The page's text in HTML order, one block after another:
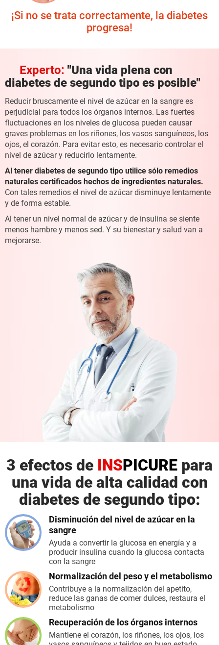
¡Si no se trata correctamente, la diabetes
progresa!
Experto: "Una vida plena con
diabetes de segundo tipo es posible"
Reducir bruscamente el nivel de azúcar en la sangre es
perjudicial para todos los órganos internos. Las fuertes
fluctuaciones en los niveles de glucosa pueden causar
graves problemas en los riñones, los vasos sanguíneos, los
ojos, el corazón. Para evitar esto, es necesario controlar el
nivel de azúcar y reducirlo lentamente.
Al tener diabetes de segundo tipo utilice sólo remedios
naturales certificados hechos de ingredientes naturales.
Con tales remedios el nivel de azúcar disminuye lentamente
y de forma estable.
Al tener un nivel normal de azúcar y de insulina se siente
menos hambre y menos sed. Y su bienestar y salud van a
mejorarse.
3 efectos de INSPICURE para
una vida de alta calidad con
diabetes de segundo tipo:
Disminución del nivel de azúcar en la
sangre
Ayuda a convertir la glucosa en energía y a
producirinsulina cuando la glucosa contacta
con la sangre
Normalización del pesoy el metabolismo
Contribuye a la normalización del apetito,
reduce las ganas de comer dulces, restaura el
metabolismo
Recuperaciónde los órganos internos
Mantiene el corazón, los riñones, los ojos, los